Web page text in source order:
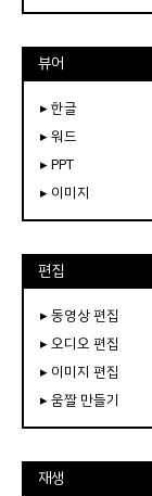
뷰어
▸ 한글
▸ 워드
▸ PPT
▸ 이미지
편집
▸ 동영상 편집
▸ 오디오 편집
▸ 이미지 편집
▸ 움짤 만들기
재생